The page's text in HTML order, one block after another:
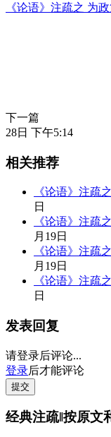
《论语》注疏之 为
下一篇
28日 下午5:14
相关推荐
《论语》注疏
日
《论语》注疏
月19日
《论语》注疏
月19日
《论语》注疏
日
发表回复
请登录后评论...
登录后才能评论
提交
经典注疏‖按原文